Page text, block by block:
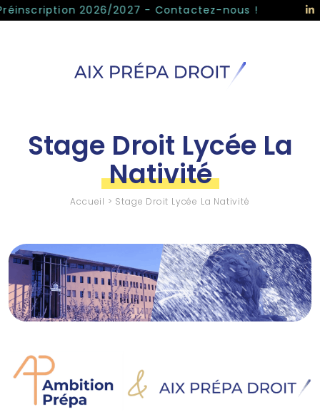
2026/2027 - Contactez-nous !
Stage Droit Lycée La
Nativité
Accueil > Stage Droit Lycée La Nativité
Panneau de gestion des cookies